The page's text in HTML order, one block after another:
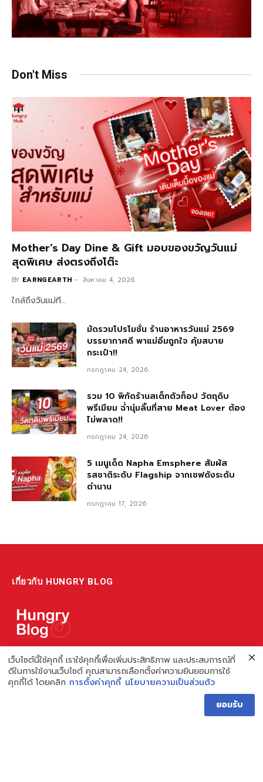
Don't Miss
Mother’s Day Dine & Gift มอบของขวัญวันแม่
สุดพิเศษ ส่งตรงถึงโต๊ะ
BY EARNGEARTH สิงหาคม 4, 2026
ใกล้ถึงวันแม่ที…
มัดรวมโปรโมชั่น ร้านอาหารวันแม่ 2569
บรรยากาศดี พาแม่อิ่มถูกใจ คุ้มสบาย
กระเป๋า!!
กรกฎาคม 24, 2026
รวม 10 พิกัดร้านสเต็กตัวท็อป วัตถุดิบ
พรีเมียม ฉ่ำนุ่มลิ้นที่สาย Meat Lover ต้อง
ไม่พลาด!!
กรกฎาคม 24, 2026
5 เมนูเด็ด Napha Emsphere สัมผัส
รสชาติระดับ Flagship จากเชฟดังระดับ
ตำนาน
กรกฎาคม 17, 2026
เกี่ยวกับ HUNGRY BLOG
แหล่งรวมข้อมูล ข่าวสาร เกี่ยวกับร้านอาหารและเรื่องกิน ไม่ว่าจะเป็น
รีวิว ชี้เป้า รวมถึงความรู้ต่างๆ ที่เราอยากแชร์!
ไม่พอ เรายังมีความรู้เกี่ยวกับการทำร้านอาหาร เพื่อผู้ประกอบการ ที่
เว็บไซต์นี้ใช้คุกกี้ เราใช้คุกกี้เพื่อเพิ่มประสิทธิภาพ และประสบการณ์ที่
ดีในการใช้งานเว็บไซต์ คุณสามารถเลือกตั้งค่าความยินยอมการใช้
คุกกี้ได้ โดยคลิก การตั้งค่าคุกกี้ นโยบายความเป็นส่วนตัว
ยอมรับ